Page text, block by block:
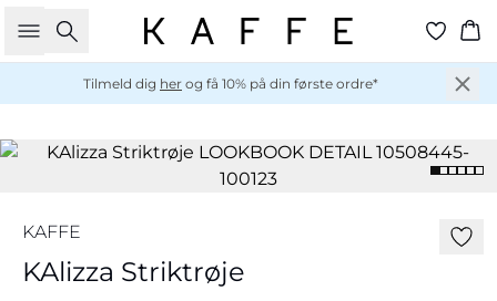
Søg
Tilmeld dig her og få 10% på din første ordre*
KAFFE
KAlizza Striktrøje